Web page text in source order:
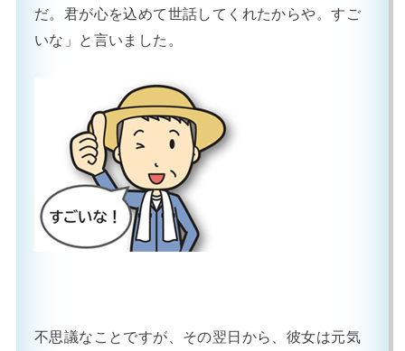
だ。君が心を込めて世話してくれたからや。すご
いな」と言いました。
不思議なことですが、その翌日から、彼女は元気